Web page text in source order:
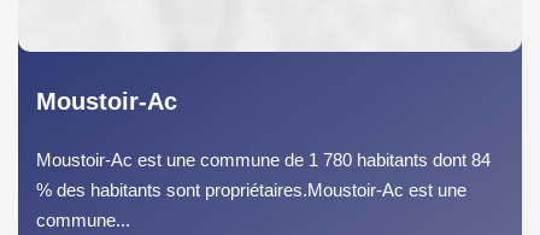
Moustoir-Ac
Moustoir-Ac est une commune de 1 780 habitants dont 84
% des habitants sont propriétaires.Moustoir-Ac est une
commune...